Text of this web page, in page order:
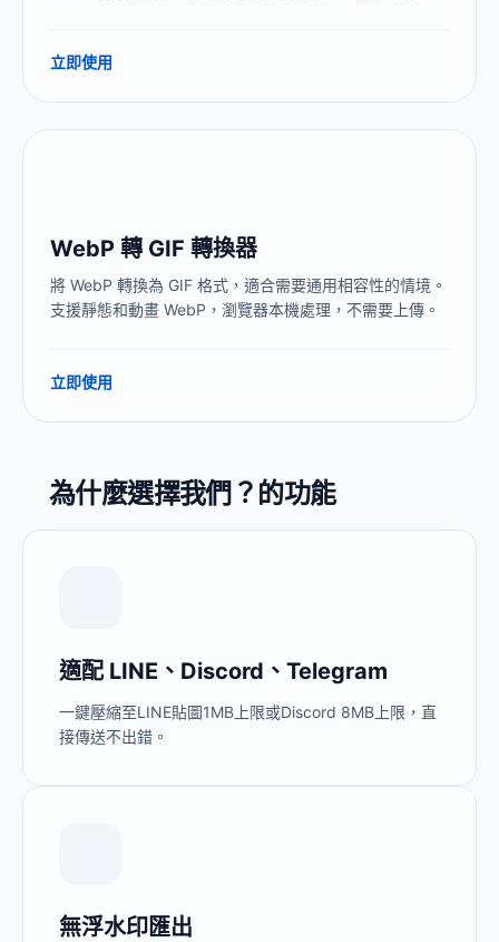
立即使用
WebP 轉 GIF 轉換器
將 WebP 轉換為 GIF 格式，適合需要通用相容性的情境。
支援靜態和動畫 WebP，瀏覽器本機處理，不需要上傳。
立即使用
為什麼選擇我們？的功能
適配 LINE、Discord、Telegram
一鍵壓縮至LINE貼圖1MB上限或Discord 8MB上限，直
接傳送不出錯。
無浮水印匯出